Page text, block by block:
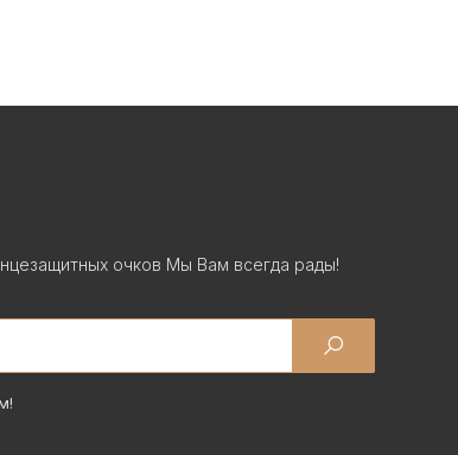
очков Мы Вам всегда рады!